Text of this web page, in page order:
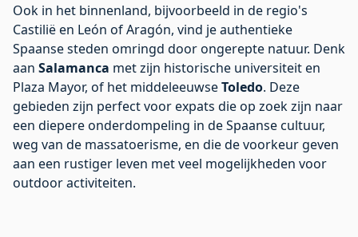
Ook in het binnenland, bijvoorbeeld in de regio's
Castilië en León of Aragón, vind je authentieke
Spaanse steden omringd door ongerepte natuur. Denk
aan Salamanca met zijn historische universiteit en
Plaza Mayor, of het middeleeuwseToledo. Deze
gebieden zijn perfect voor expats die op zoek zijn naar
een diepere onderdompeling in de Spaanse cultuur,
weg van de massatoerisme, en die de voorkeur geven
aan een rustiger leven met veel mogelijkheden voor
outdoor activiteiten.